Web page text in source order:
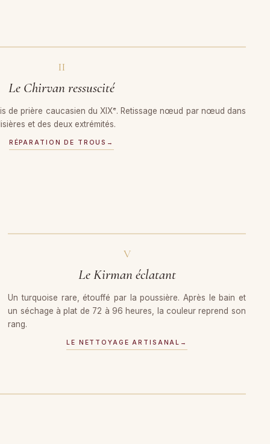
II
Le Chirvan ressuscité
de prière caucasien du XIXᵉ. Retissage nœud par nœud dans
et des deux extrémités.
RÉPARATION DE TROUS →
V
Le Kirman éclatant
Un turquoise rare, étouffé par la poussière. Après le bain et
un séchage à plat de 72 à 96 heures, la couleur reprend son
rang.
LE NETTOYAGE ARTISANAL →